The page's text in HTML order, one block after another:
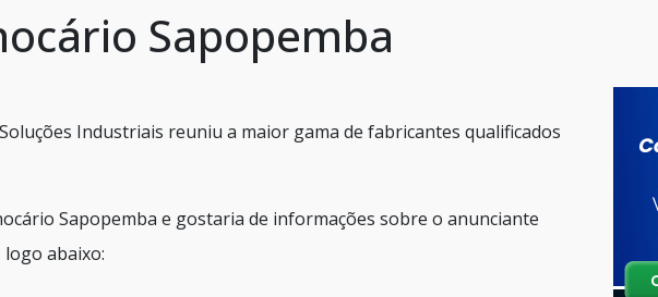
Sapopemba
Industriais reuniu a maior gama de fabricantes qualificados
Sapopemba e gostaria de informações sobre o anunciante
abaixo: